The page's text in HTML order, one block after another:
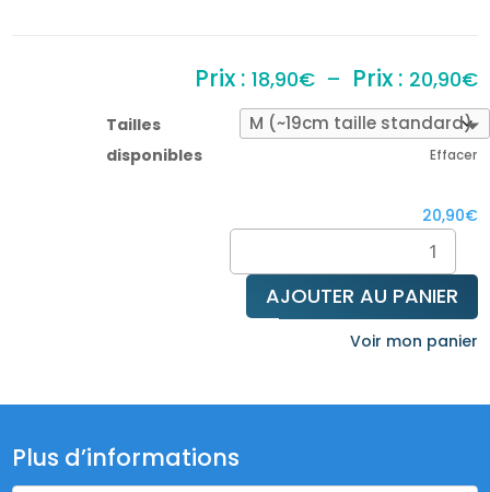
18,90€ – 20,90€
Tailles
disponibles
Effacer
20,90€
quantité
Bracelet
œil
AJOUTER AU PANIER
Voir mon panier
Plus d’informations